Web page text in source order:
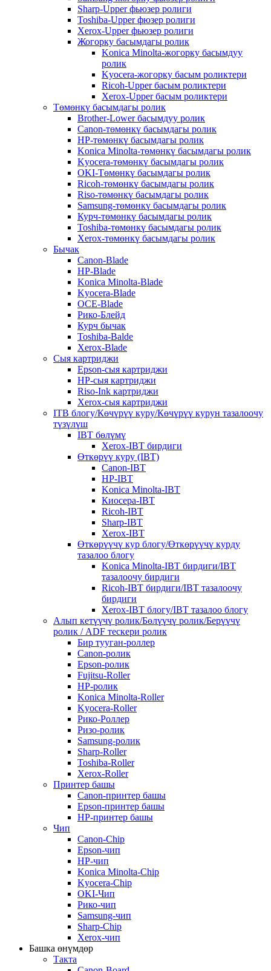
Sharp-Upper фьюзер ролиги
Toshiba-Upper фюзер ролиги
Xerox-Upper фьюзер ролиги
Жогорку басымдагы ролик
Konica Minolta-жогорку басымдуу
ролик
Kyocera-жогорку басым роликтери
Ricoh-Upper басым роликтери
Xerox-Upper басым роликтери
Төмөнкү басымдагы ролик
Brother-Lower басымдуу ролик
Canon-төмөнкү басымдагы ролик
HP-төмөнкү басымдагы ролик
Konica Minolta-төмөнкү басымдагы ролик
Kyocera-төмөнкү басымдагы ролик
OKI-Төмөнкү басымдагы ролик
Ricoh-төмөнкү басымдагы ролик
Riso-төмөнкү басымдагы ролик
Samsung-төмөнкү басымдагы ролик
Курч-төмөнкү басымдагы ролик
Toshiba-төмөнкү басымдагы ролик
Xerox-төмөнкү басымдагы ролик
Бычак
Canon-Blade
HP-Blade
Konica Minolta-Blade
Kyocera-Blade
OCE-Blade
Рико-Блейд
Курч бычак
Toshiba-Balde
Xerox-Blade
Сыя картриджи
Epson-сыя картриджи
HP-сыя картриджи
Riso-Ink картриджи
Xerox-сыя картриджи
ITB блогу/Көчүрүү куру/Көчүрүү курун тазалоочу
түзүлүш
IBT бөлүмү
Xerox-IBT бирдиги
Өткөрүү куру (IBT)
Canon-IBT
HP-IBT
Konica Minolta-IBT
Киосера-IBT
Ricoh-IBT
Sharp-IBT
Xerox-IBT
Өткөрүүчү кур блогу/Өткөрүүчү курду
тазалоо блогу
Konica Minolta-IBT бирдиги/IBT
тазалоочу бирдиги
Ricoh-IBT бирдиги/IBT тазалоочу
бирдиги
Xerox-IBT блогу/IBT тазалоо блогу
Алып кетүүчү ролик/Бөлүүчү ролик/Берүүчү
ролик / ADF тескери ролик
Бир тууган-роллер
Canon-ролик
Epson-ролик
Fujitsu-Roller
HP-ролик
Konica Minolta-Roller
Kyocera-Roller
Рико-Роллер
Ризо-ролик
Samsung-ролик
Sharp-Roller
Toshiba-Roller
Xerox-Roller
Принтер башы
Canon-принтер башы
Epson-принтер башы
HP-принтер башы
Чип
Canon-Chip
Epson-чип
HP-чип
Konica Minolta-Chip
Kyocera-Chip
OKI-Чип
Рико-чип
Samsung-чип
Sharp-Chip
Xerox-чип
Башка өнүмдөр
Такта